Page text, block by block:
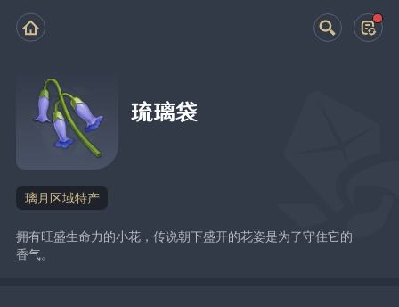
琉璃袋
璃月区域特产
拥有旺盛生命力的小花，传说朝下盛开的花姿是为了守住它的
香气。